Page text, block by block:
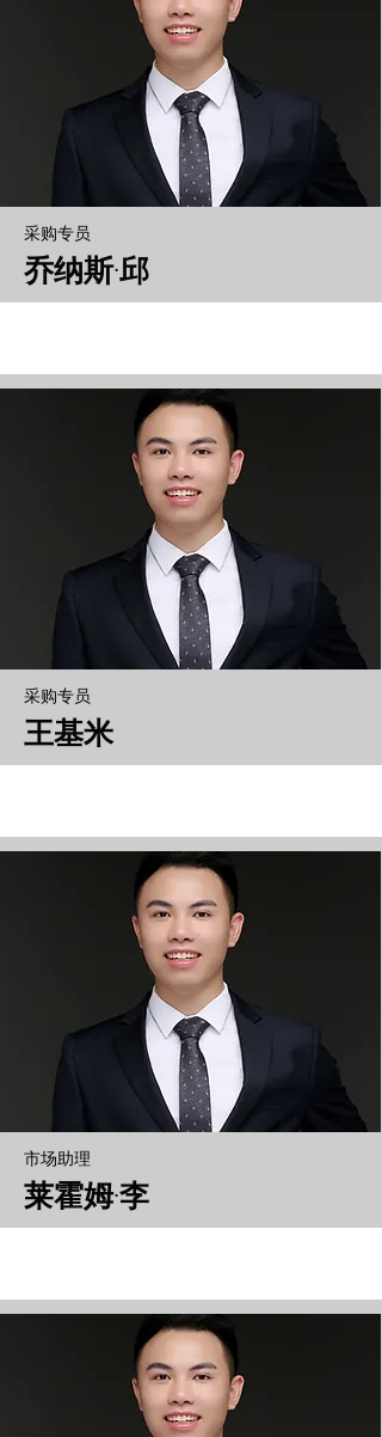
采购专员
乔纳斯·邱
采购专员
王基米
市场助理
莱霍姆·李